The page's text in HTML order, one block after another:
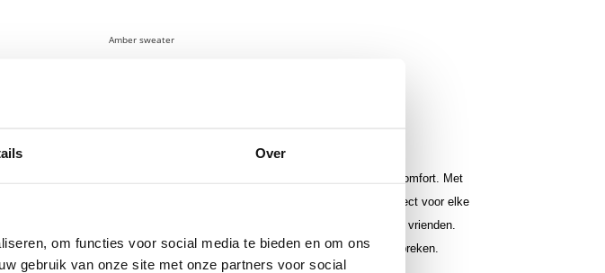
Over
om functies voor social media te bieden en om ons
gebruik van onze site met onze partners voor social
Amber sweater
De Amber sweater is jouw dagelijkse go-to voor stijl en comfort. Met
een zachte stof en relaxte pasvorm is deze sweater perfect voor elke
gelegenheid – van een dag op kantoor tot een avond met vrienden.
Een tijdloze basic die in geen enkele garderobe mag ontbreken.